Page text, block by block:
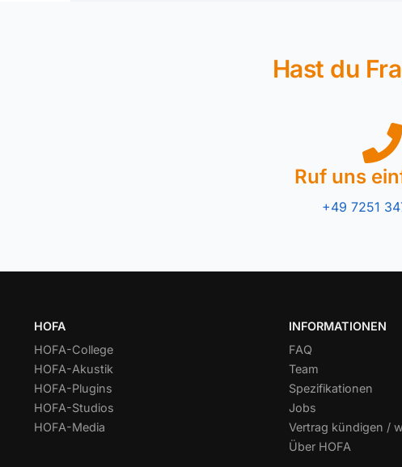
Hast du
Ruf uns
+49 7251
HOFA
HOFA-College
HOFA-Akustik
HOFA-Plugins
HOFA-Studios
HOFA-Media
INFORMATIONEN
FAQ
Team
Spezifikationen
Jobs
Vertrag kündigen /
Über HOFA